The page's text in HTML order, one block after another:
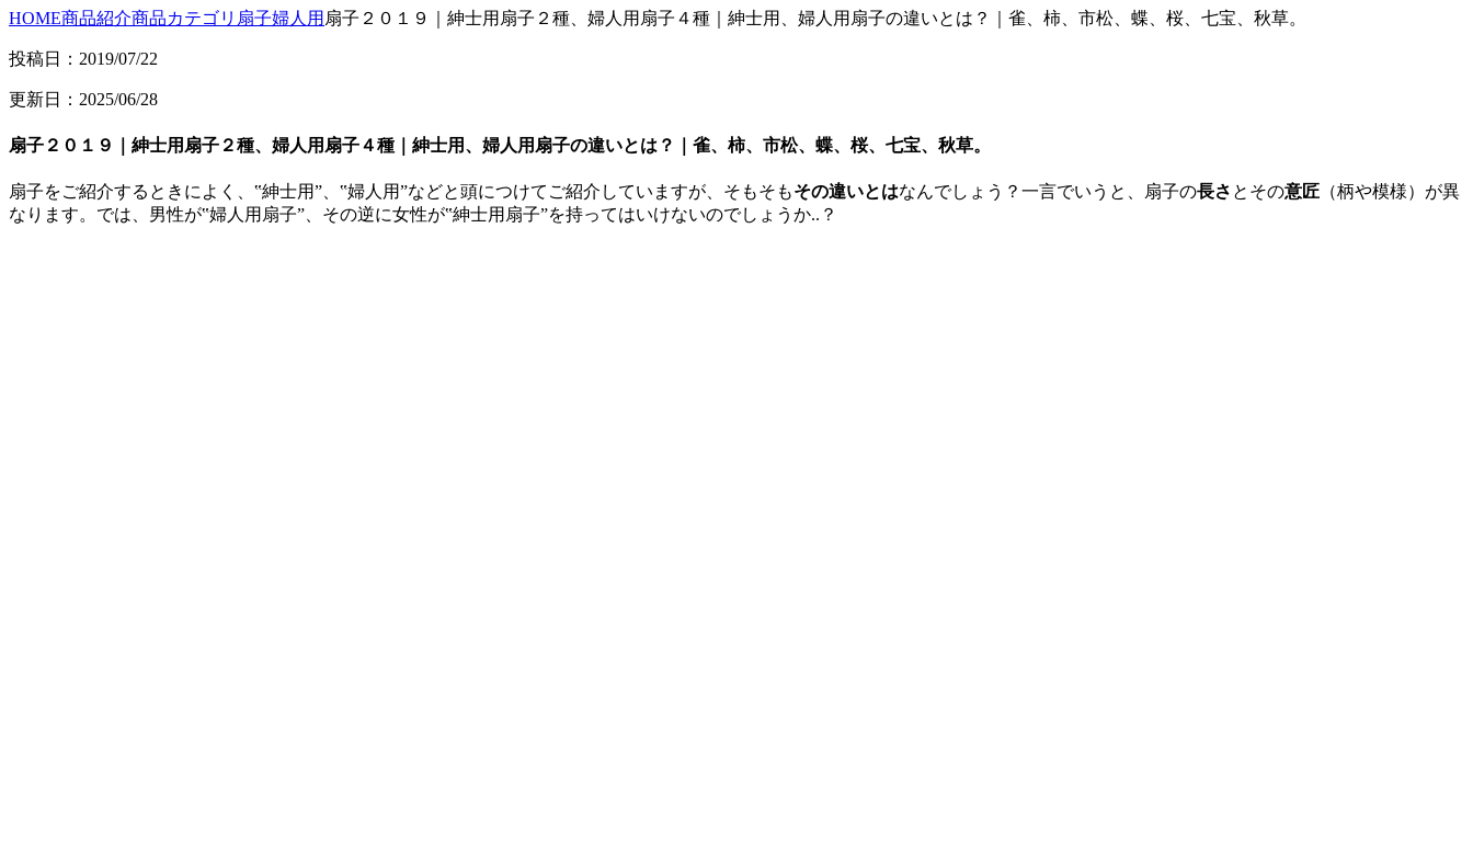
HOME商品紹介商品カテゴリ 扇子婦人用 扇子２０１９｜紳士用扇子２種、婦人用扇子４種｜紳士用、婦人用扇子の違いとは？｜雀、柿、市松、蝶、桜、七宝、秋草。
投稿日：2019/07/22
更新日：2025/06/28
扇子２０１９｜紳士用扇子２種、婦人用扇子４種｜紳士用、婦人用扇子の違いとは？｜雀、柿、市松、蝶、桜、七宝、秋草。
扇子をご紹介するときによく、‟紳士用”、‟婦人用”などと頭につけてご紹介していますが、そもそもその違いとはなんでしょう？一言でいうと、扇子の長さ とその意匠 （柄や模様）が異
なります。では、男性が‟婦人用扇子”、その逆に女性が‟紳士用扇子”を持ってはいけないのでしょうか..？